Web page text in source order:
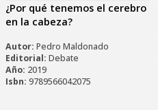
¿Por qué tenemos el cerebro
en la cabeza?
Autor: Pedro Maldonado
Editorial: Debate
Año: 2019
Isbn: 9789566042075